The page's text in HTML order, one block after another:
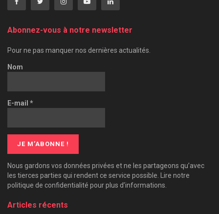
Abonnez-vous à notre newsletter
Pour ne pas manquer nos dernières actualités.
Nom
E-mail *
Nous gardons vos données privées et ne les partageons qu’avec
les tierces parties qui rendent ce service possible. Lire notre
politique de confidentialité pour plus d’informations.
Articles récents